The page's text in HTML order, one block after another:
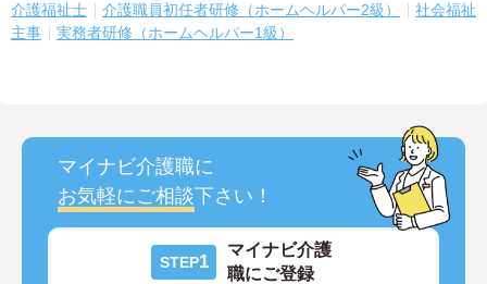
介護福祉士 介護職員初任者研修（ホームヘルパー2級）
社会福祉
主事
実務者研修（ホームヘルパー1級）
マイナビ介護職に
お気軽にご相談下さい！
STEP1
マイナビ介護
職にご登録